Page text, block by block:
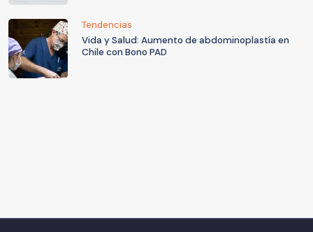
Tendencias
Vida y Salud: Aumento de abdominoplastía en
Chile con Bono PAD